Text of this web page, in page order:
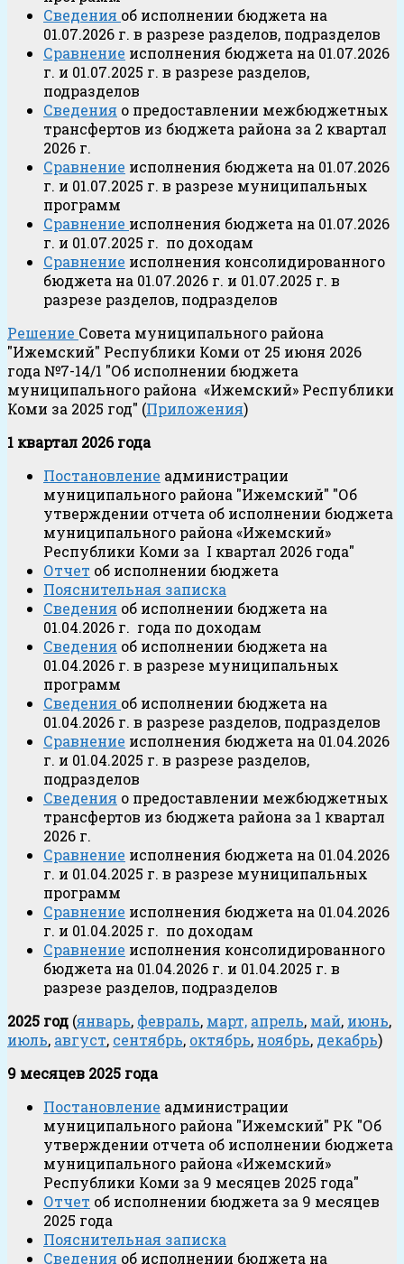
Сведения об исполнении бюджета на
01.07.2026 г. в разрезе разделов, подразделов
Сравнение исполнения бюджета на 01.07.2026
г. и 01.07.2025 г. в разрезе разделов,
подразделов
Сведения о предоставлении межбюджетных
трансфертов из бюджета района за 2 квартал
2026 г.
Сравнение исполнения бюджета на 01.07.2026
г. и 01.07.2025 г. в разрезе муниципальных
программ
Сравнение исполнения бюджета на 01.07.2026
г. и 01.07.2025 г. по доходам
Сравнение исполнения консолидированного
бюджета на 01.07.2026 г. и 01.07.2025 г. в
разрезе разделов, подразделов
Решение Совета муниципального района
"Ижемский" Республики Коми от 25 июня 2026
года №7-14/1 "Об исполнении бюджета
муниципального района «Ижемский» Республики
Коми за 2025 год" (Приложения)
1 квартал 2026 года
Постановление администрации
муниципального района "Ижемский" "Об
утверждении отчета об исполнении бюджета
муниципального района «Ижемский»
Республики Коми за I квартал 2026 года"
Отчет об исполнении бюджета
Пояснительная записка
Сведения об исполнении бюджета на
01.04.2026 г. года по доходам
Сведения об исполнении бюджета на
01.04.2026 г. в разрезе муниципальных
программ
Сведения об исполнении бюджета на
01.04.2026 г. в разрезе разделов, подразделов
Сравнение исполнения бюджета на 01.04.2026
г. и 01.04.2025 г. в разрезе разделов,
подразделов
Сведения о предоставлении межбюджетных
трансфертов из бюджета района за 1 квартал
2026 г.
Сравнение исполнения бюджета на 01.04.2026
г. и 01.04.2025 г. в разрезе муниципальных
программ
Сравнение исполнения бюджета на 01.04.2026
г. и 01.04.2025 г. по доходам
Сравнение исполнения консолидированного
бюджета на 01.04.2026 г. и 01.04.2025 г. в
разрезе разделов, подразделов
2025 год (январь, февраль, март, апрель, май, июнь,
июль, август, сентябрь, октябрь, ноябрь, декабрь)
9 месяцев 2025 года
Постановление администрации
муниципального района "Ижемский" РК "Об
утверждении отчета об исполнении бюджета
муниципального района «Ижемский»
Республики Коми за 9 месяцев 2025 года"
Отчет об исполнении бюджета за 9 месяцев
2025 года
Пояснительная записка
Сведения об исполнении бюджета на